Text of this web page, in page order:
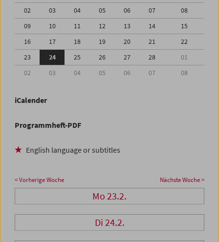
02
03 04 05 06 07
08
09
10 11 12 13 14
15
16
17 18 19 20 21
22
23
24 25 26 27 28
01
02
03 04 05 06 07 08
iCalender
Programmheft-PDF
English language or subtitles
< Vorherige Woche Nächste Woche >
Mo 23.2.
Di 24.2.